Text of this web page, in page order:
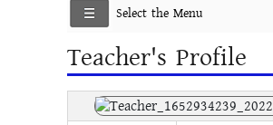
Select the Menu
Teacher's Profile